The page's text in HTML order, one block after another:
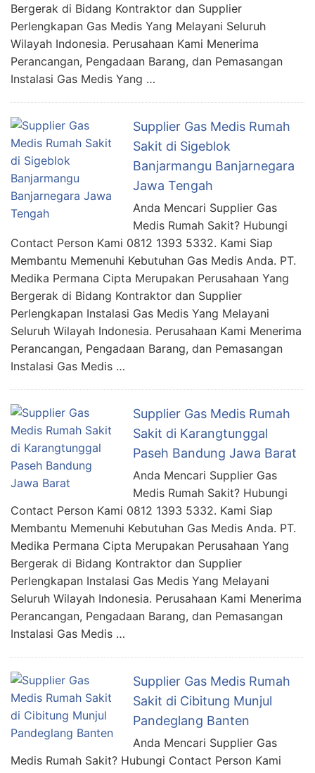
Bergerak di Bidang Kontraktor dan Supplier
Perlengkapan Gas Medis Yang Melayani Seluruh
Wilayah Indonesia. Perusahaan Kami Menerima
Perancangan, Pengadaan Barang, dan Pemasangan
Instalasi Gas Medis Yang …
Supplier Gas Medis Rumah
Sakit di Sigeblok
Banjarmangu Banjarnegara
Jawa Tengah
Anda Mencari Supplier Gas
Medis Rumah Sakit? Hubungi
Contact Person Kami 0812 1393 5332. Kami Siap
Membantu Memenuhi Kebutuhan Gas Medis Anda. PT.
Medika Permana Cipta Merupakan Perusahaan Yang
Bergerak di Bidang Kontraktor dan Supplier
Perlengkapan Instalasi Gas Medis Yang Melayani
Seluruh Wilayah Indonesia. Perusahaan Kami Menerima
Perancangan, Pengadaan Barang, dan Pemasangan
Instalasi Gas Medis …
Supplier Gas Medis Rumah
Sakit di Karangtunggal
Paseh Bandung Jawa Barat
Anda Mencari Supplier Gas
Medis Rumah Sakit? Hubungi
Contact Person Kami 0812 1393 5332. Kami Siap
Membantu Memenuhi Kebutuhan Gas Medis Anda. PT.
Medika Permana Cipta Merupakan Perusahaan Yang
Bergerak di Bidang Kontraktor dan Supplier
Perlengkapan Instalasi Gas Medis Yang Melayani
Seluruh Wilayah Indonesia. Perusahaan Kami Menerima
Perancangan, Pengadaan Barang, dan Pemasangan
Instalasi Gas Medis …
Supplier Gas Medis Rumah
Sakit di Cibitung Munjul
Pandeglang Banten
Anda Mencari Supplier Gas
Medis Rumah Sakit? Hubungi Contact Person Kami